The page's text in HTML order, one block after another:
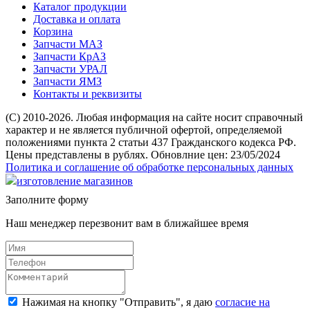
Каталог продукции
Доставка и оплата
Корзина
Запчасти МАЗ
Запчасти КрАЗ
Запчасти УРАЛ
Запчасти ЯМЗ
Контакты и реквизиты
(C) 2010-2026. Любая информация на сайте носит справочный
характер и не является публичной офертой, определяемой
положениями пункта 2 статьи 437 Гражданского кодекса РФ.
Цены представлены в рублях. Обновлние цен: 23/05/2024
Политика и соглашение об обработке персональных данных
изготовление магазинов
Заполните форму
Наш менеджер перезвонит вам в ближайшее время
Нажимая на кнопку "Отправить", я даю согласие на